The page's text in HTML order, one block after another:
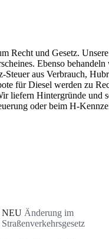
Recht und Gesetz.
Ebenso
aus Verbrauch,
für Diesel werden zu
liefern Hintergründe und
oder beim H-
NEU Änderung im
Straßenverkehrsgesetz